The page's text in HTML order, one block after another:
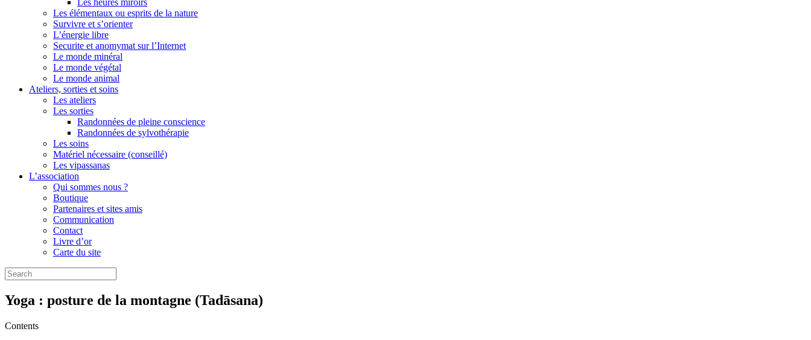
Les heures miroirs
Les élémentaux ou esprits de la nature
Survivre et s’orienter
L’énergie libre
Securite et anomymat sur l’Internet
Le monde minéral
Le monde végétal
Le monde animal
Ateliers, sorties et soins
Les ateliers
Les sorties
Randonnées de pleine conscience
Randonnées de sylvothérapie
Les soins
Matériel nécessaire (conseillé)
Les vipassanas
L’association
Qui sommes nous ?
Boutique
Partenaires et sites amis
Communication
Contact
Livre d’or
Carte du site
Search
for:
Yoga : posture de la montagne (Tadāsana)
Contents